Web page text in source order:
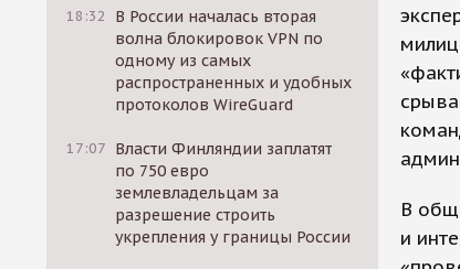
18:32
В России началась вторая
волна блокировок VPN по
одному из самых
распространенных и удобных
протоколов WireGuard
17:07 Власти Финляндии заплатят
по 750 евро
землевладельцам за
разрешение строить
укрепления у границы России
В
и